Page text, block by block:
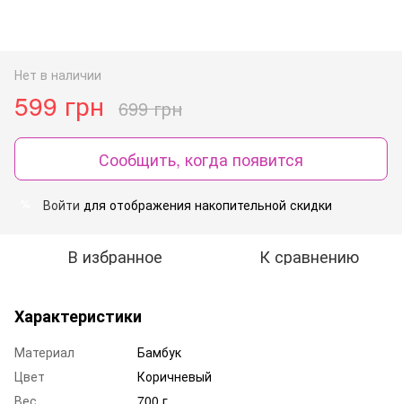
Нет в наличии
599 грн 699 грн
Сообщить, когда появится
Войти для отображения накопительной скидки
В избранное К сравнению
Характеристики
Материал
Бамбук
Цвет
Коричневый
Вес
700 г